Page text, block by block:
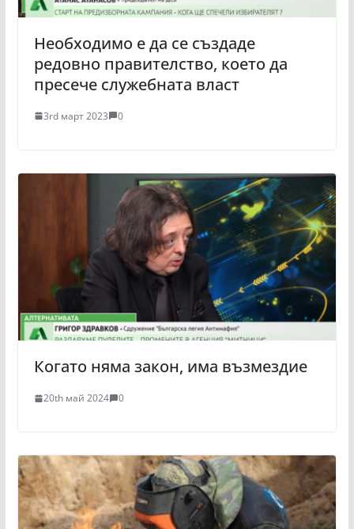
Необходимо е да се създаде
редовно правителство, което да
пресече служебната власт
3rd март 2023 0
Когато няма закон, има възмездие
20th май 2024 0